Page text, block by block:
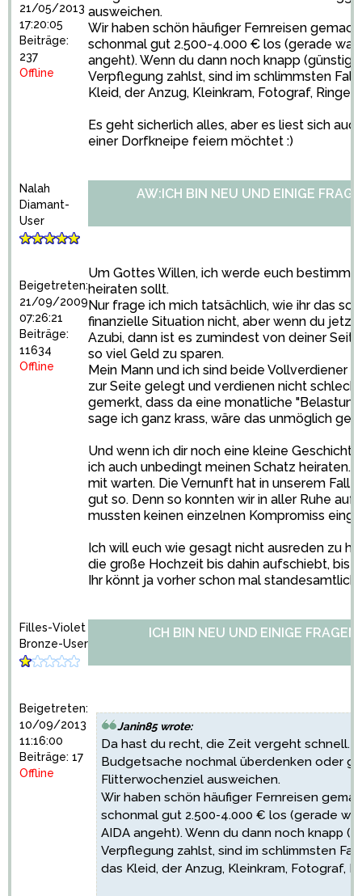
21/05/2013
17:20:05
Beiträge:
237
Offline
ausweichen.
Wir haben schön häufiger Fernreisen
schonmal gut 2.500-4.000 € los (gerade
angeht). Wenn du dann noch knapp (günstig
Verpflegung zahlst, sind im schlimmsten
Kleid, der Anzug, Kleinkram, Fotograf, Ringe
Es geht sicherlich alles, aber es liest sich
einer Dorfkneipe feiern möchtet :)
Nalah
Diamant-
User
Beigetreten:
21/09/2009
07:26:21
Beiträge:
11634
Offline
AW:ICH BIN NEU UND EINIGE
Um Gottes Willen, ich werde euch bestimmt
heiraten sollt.
Nur frage ich mich tatsächlich, wie ihr das
finanzielle Situation nicht, aber wenn du jetzt
Azubi, dann ist es zumindest von deiner
so viel Geld zu sparen.
Mein Mann und ich sind beide Vollverdiener
zur Seite gelegt und verdienen nicht
gemerkt, dass da eine monatliche
sage ich ganz krass, wäre das unmöglich
Und wenn ich dir noch eine kleine
ich auch unbedingt meinen Schatz heiraten.
mit warten. Die Vernunft hat in unserem Fall
gut so. Denn so konnten wir in aller Ruhe
mussten keinen einzelnen Kompromiss
Ich will euch wie gesagt nicht ausreden zu
die große Hochzeit bis dahin aufschiebt, bis
Ihr könnt ja vorher schon mal
Filles-Violet
Bronze-User
Beigetreten:
10/09/2013
11:16:00
Beiträge: 17
Offline
ICH BIN NEU UND EINIGE
Janin85 wrote:
Da hast du recht, die Zeit vergeht schnell.
Budgetsache nochmal überdenken oder
Flitterwochenziel ausweichen.
Wir haben schön häufiger Fernreisen
schonmal gut 2.500-4.000 € los (gerade
AIDA angeht). Wenn du dann noch knapp
Verpflegung zahlst, sind im schlimmsten
das Kleid, der Anzug, Kleinkram, Fotograf,